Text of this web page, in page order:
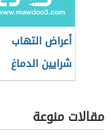
أعراض التهاب
شرايين الدماغ
مقالات منوعة